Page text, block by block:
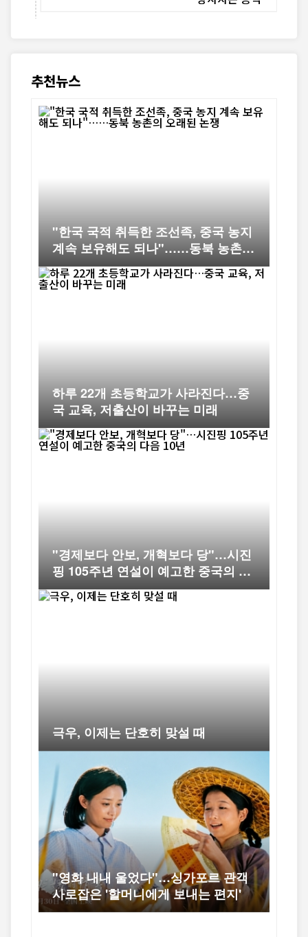
추천뉴스
"한국 국적 취득한 조선족, 중국 농지
계속 보유해도 되나"……동북 농촌의
오래된 논쟁
하루 22개 초등학교가 사라진다…중
국 교육, 저출산이 바꾸는 미래
"경제보다 안보, 개혁보다 당"…시진
핑 105주년 연설이 예고한 중국의 다
음 10년
극우, 이제는 단호히 맞설 때
"영화 내내 울었다"…싱가포르 관객
사로잡은 '할머니에게 보내는 편지'